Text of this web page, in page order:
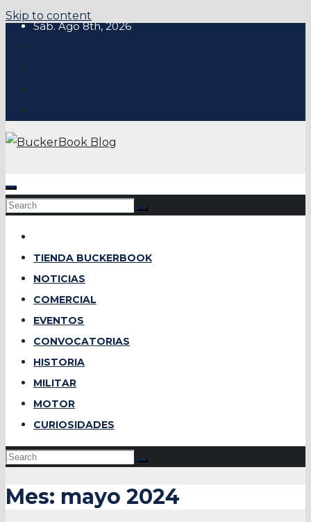
Skip to content
Sáb. Ago 8th, 2026
TIENDA BUCKERBOOK
NOTICIAS
COMERCIAL
EVENTOS
CONVOCATORIAS
HISTORIA
MILITAR
MOTOR
CURIOSIDADES
Mes: mayo 2024